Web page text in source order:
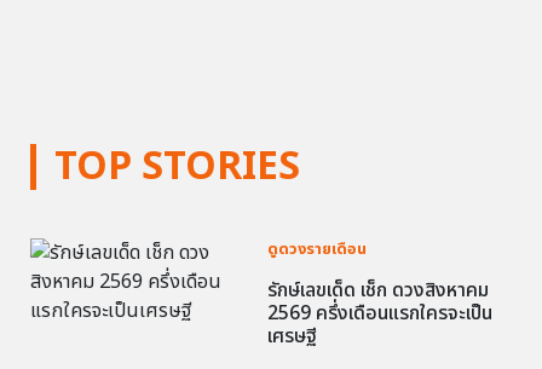
TOP STORIES
ดูดวงรายเดือน
รักษ์เลขเด็ด เช็ก ดวงสิงหาคม
2569 ครึ่งเดือนแรกใครจะเป็น
เศรษฐี